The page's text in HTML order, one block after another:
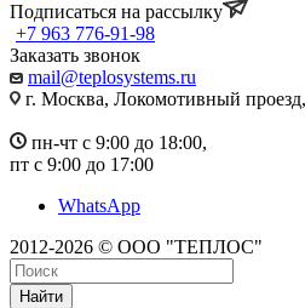
Подписаться на рассылку
+7 963 776-91-98
Заказать звонок
mail@teplosystems.ru
г. Москва, Локомотивный
пн-чт с 9:00 до 18:00,
пт с 9:00 до 17:00
WhatsApp
2012-2026 © ООО "ТЕПЛОС"
Найти